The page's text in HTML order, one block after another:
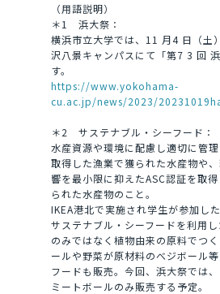
（用語説明）
＊1 浜大祭：
横浜市立大学では、11 月4 日（土
沢八景キャンパスにて「第7 3 回
す。
https://www.yokohama-
cu.ac.jp/news/2023/
＊2 サステナブル・シーフード：
水産資源や環境に配慮し適切に管
取得した漁業で獲られた水産物や
響を最小限に抑えたASC認証を取
られた水産物のこと。
IKEA港北で実施され学生が参加し
サステナブル・シーフードを利用
のみではなく植物由来の原料でつ
ールや野菜が原材料のべジボール
フードも販売。今回、浜大祭では
ミートボールのみ販売する予定。